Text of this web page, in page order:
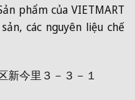
phẩm của VIETMART
các nguyên liệu chế
新今里３－３－１